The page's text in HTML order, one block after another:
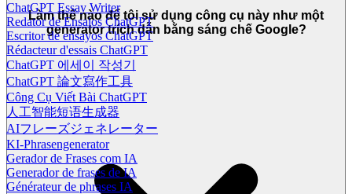
ChatGPT Essay Writer
Redator de Ensaios ChatGPT
Escritor de ensayos ChatGPT
Rédacteur d'essais ChatGPT
ChatGPT 에세이 작성기
ChatGPT 論文寫作工具
Công Cụ Viết Bài ChatGPT
人工智能短语生成器
AIフレーズジェネレーター
KI-Phrasengenerator
Gerador de Frases com IA
Generador de frases de IA
Générateur de phrases IA
Làm thế nào để tôi sử dụng công cụ này như một
generator trích dẫn bằng sáng chế Google?